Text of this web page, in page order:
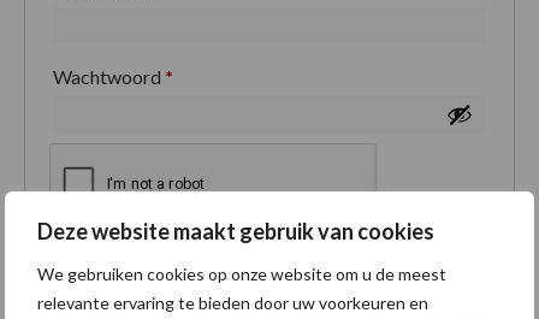
Deze website maakt gebruik van cookies
We gebruiken cookies op onze website om u de meest
relevante ervaring te bieden door uw voorkeuren en
Wachtwoord *
Je persoonlijke gegevens worden gebruikt om je
ervaring op deze site te ondersteunen, om toegang